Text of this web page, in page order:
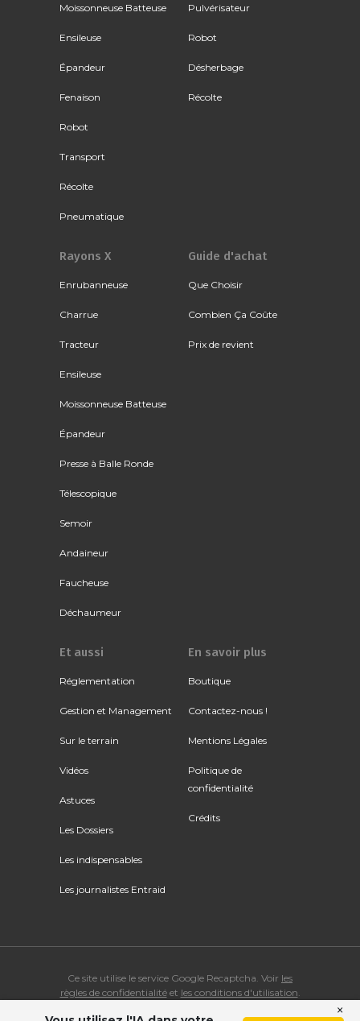
Moissonneuse Batteuse
Ensileuse
Épandeur
Fenaison
Robot
Transport
Récolte
Pneumatique
Pulvérisateur
Robot
Désherbage
Récolte
Rayons X
Enrubanneuse
Charrue
Tracteur
Ensileuse
Moissonneuse Batteuse
Épandeur
Presse à Balle Ronde
Télescopique
Semoir
Andaineur
Faucheuse
Déchaumeur
Guide d'achat
Que Choisir
Combien Ça Coûte
Prix de revient
Et aussi
Réglementation
Gestion et Management
Sur le terrain
Vidéos
Astuces
Les Dossiers
Les indispensables
Les journalistes Entraid
En savoir plus
Boutique
Contactez-nous !
Mentions Légales
Politique de
confidentialité
Crédits
Ce site utilise le service Google Recaptcha. Voir les
règles de confidentialitéet les conditions d'utilisation
×